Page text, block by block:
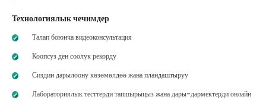
Технологиялык чечимдер
Талап боюнча видеоконсультация
Коопсуз ден соолук рекорду
Сиздин дарылоону көзөмөлдөө жана пландаштыруу
Лабораториялык тесттерди тапшырыңыз жана дары-дармектерди онлайн